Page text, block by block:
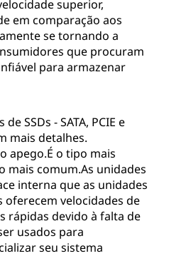
superior,
em comparação aos
se tornando a
que procuram
para armazenar
SSDs - SATA, PCIE e
mais detalhes.
apego.É o tipo mais
mais comum.As unidades
interna que as unidades
oferecem velocidades de
rápidas devido à falta de
usados para
seu sistema